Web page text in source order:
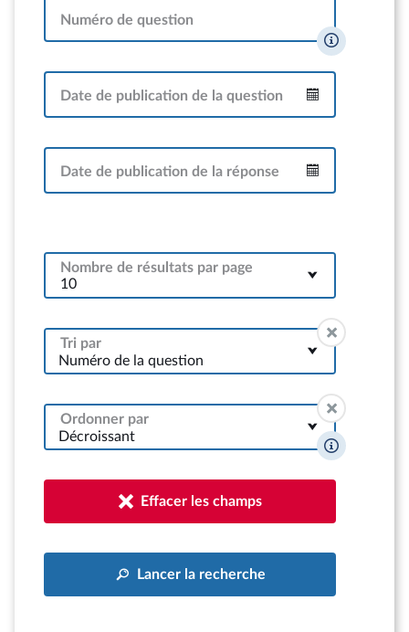
Numéro de question
Date de publication de la question
Date de publication de la réponse
Nombre de résultats par page
Tri par
Numéro de la question
Ordonner par
Décroissant
Effacer les champs
Lancer la recherche